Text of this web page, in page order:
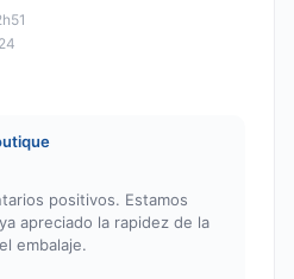
positivos. Estamos
apreciado la rapidez de la
embalaje.